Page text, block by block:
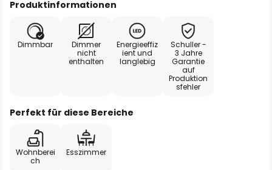
Produktinformationen
Dimmbar
Dimmer
nicht
enthalten
Energieeffiz
ient und
langlebig
Schuller -
3 Jahre
Garantie
auf
Produktion
sfehler
Perfekt für diese Bereiche
Wohnberei
ch
Esszimmer